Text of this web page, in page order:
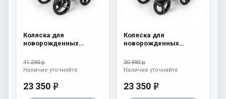
Коляска для
новорожденных
White) Chek
41 290 р
23 350 e
Наличие уточняйте
Коляска для
новорожденных
Black) Borduex
30 990 р
23 350 e
Наличие уточняйте